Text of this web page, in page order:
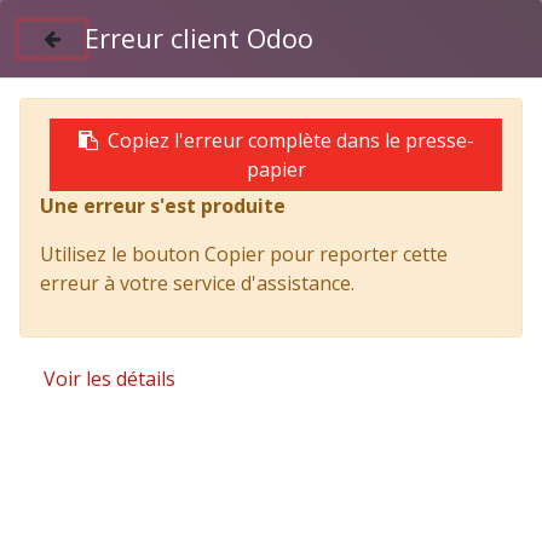
Suivez nous sur Facebook
Products GOURDON GPA 350 - FQ-928-XK
Erreur client Odoo
Copiez l'erreur complète dans le presse-
papier
Une erreur s'est produite
Utilisez le bouton Copier pour reporter cette
erreur à votre service d'assistance.
Voir les détails